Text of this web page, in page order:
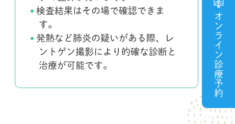
検査結果はその場で確認できま
す。
発熱など肺炎の疑いがある際、レ
ントゲン撮影により的確な診断と
治療が可能です。
オンライン診療予約